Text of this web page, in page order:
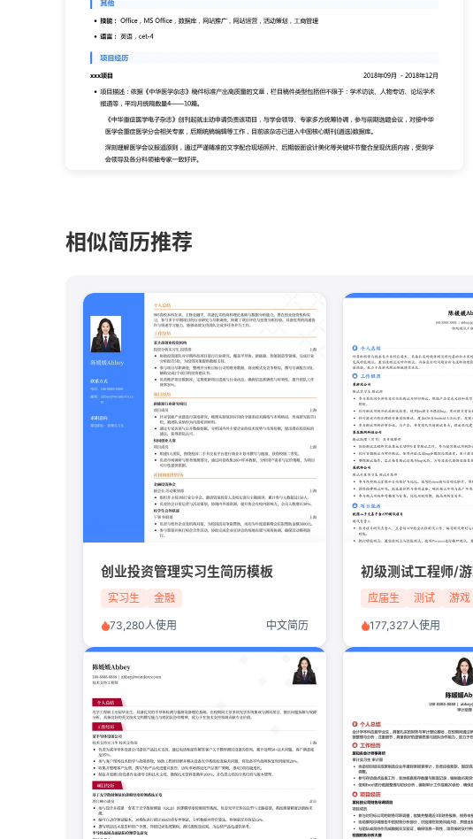
相似简历推荐
创业投资管理实习生简历模板
实习生 金融
73,280人使用 中文简历
应届生 测试 游戏
177,327人使用